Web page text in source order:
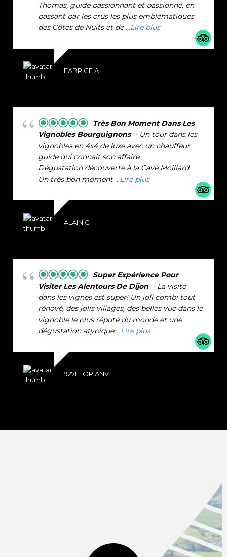
Thomas, guide passionnant et passionné, en
passant par les crus les plus emblématiques
des Côtes de Nuits et de...Lire plus
FABRICE A
Très Bon Moment Dans Les
Vignobles Bourguignons - Un tour dans les
vignobles en 4x4 de luxe avec un chauffeur
guide qui connait son affaire.
Dégustation découverte à la Cave Moillard
Un très bon moment...Lire plus
ALAIN G
Super Expérience Pour
Visiter Les Alentours De Dijon - La visite
dans les vignes est super! Un joli combi tout
rénové, des jolis villages, des belles vue dans le
vignoble le plus réputé du monde et une
dégustation atypique...Lire plus
927FLORIANV